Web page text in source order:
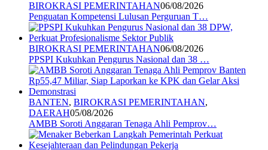
BIROKRASI PEMERINTAHAN06/08/2026
Penguatan Kompetensi Lulusan Perguruan T…
BIROKRASI PEMERINTAHAN06/08/2026
PPSPI Kukuhkan Pengurus Nasional dan 38 …
BANTEN, BIROKRASI PEMERINTAHAN,
DAERAH05/08/2026
AMBB Soroti Anggaran Tenaga Ahli Pemprov…